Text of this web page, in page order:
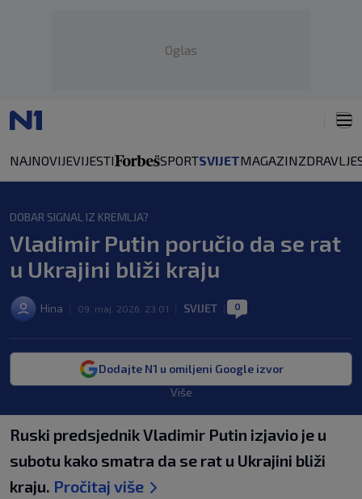
Oglas
NAJNOVIJEVIJESTI SPORTSVIJETMAGAZINZDRAVLJE
DOBAR SIGNAL IZ KREMLJA?
Vladimir Putin poručio da se rat
u Ukrajini bliži kraju
Hina 09. maj. 2026. 23:01 SVIJET 0
Dodajte N1 u omiljeni Google izvor
Više
Ruski predsjednik Vladimir Putin izjavio je u
subotu kako smatra da se rat u Ukrajini bliži
kraju. Pročitaj više